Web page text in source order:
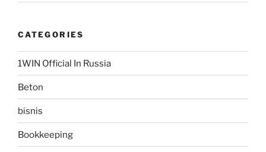
CATEGORIES
1WIN Official In Russia
Beton
bisnis
Bookkeeping